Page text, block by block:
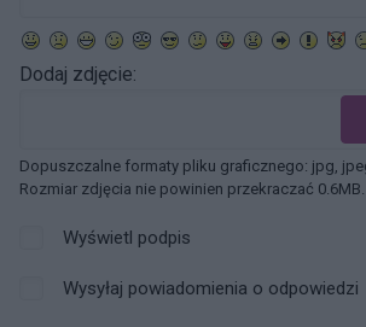
Dodaj zdjęcie:
Dopuszczalne formaty pliku graficznego: jpg,
Rozmiar zdjęcia nie powinien przekraczać 0.6MB.
Wyświetl podpis
Wysyłaj powiadomienia o odpowiedzi